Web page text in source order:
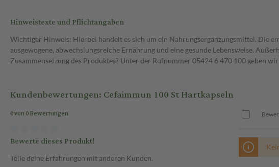
Hinweistexte und Pflichtangaben
Wichtiger Hinweis: Hierbei handelt es sich um ein Nahrungsergänzungsmittel. Die
ausgewogene, abwechslungsreiche Ernährung und eine gesunde Lebensweise.
Zusammensetzung des Produktes? Unter der Rufnummer 05424 6 470 100 geben
Kundenbewertungen: Cefaimmun 100 St Hartkapseln
0 von 0 Bewertungen
Bewerte dieses Produkt!
Teile deine Erfahrungen mit anderen Kunden.